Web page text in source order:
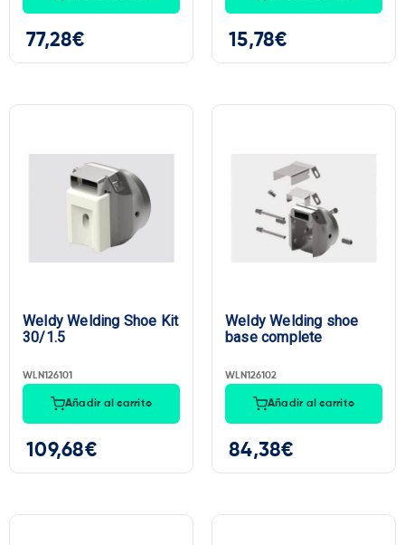
77,28€ 15,78€
Weldy Welding Shoe Kit
30/1.5
WLN126101
Añadir al carrito
109,68€
Weldy Welding shoe
base complete
WLN126102
Añadir al carrito
84,38€